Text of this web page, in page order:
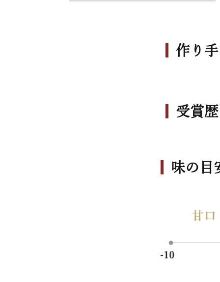
作り
受賞歴
味の目